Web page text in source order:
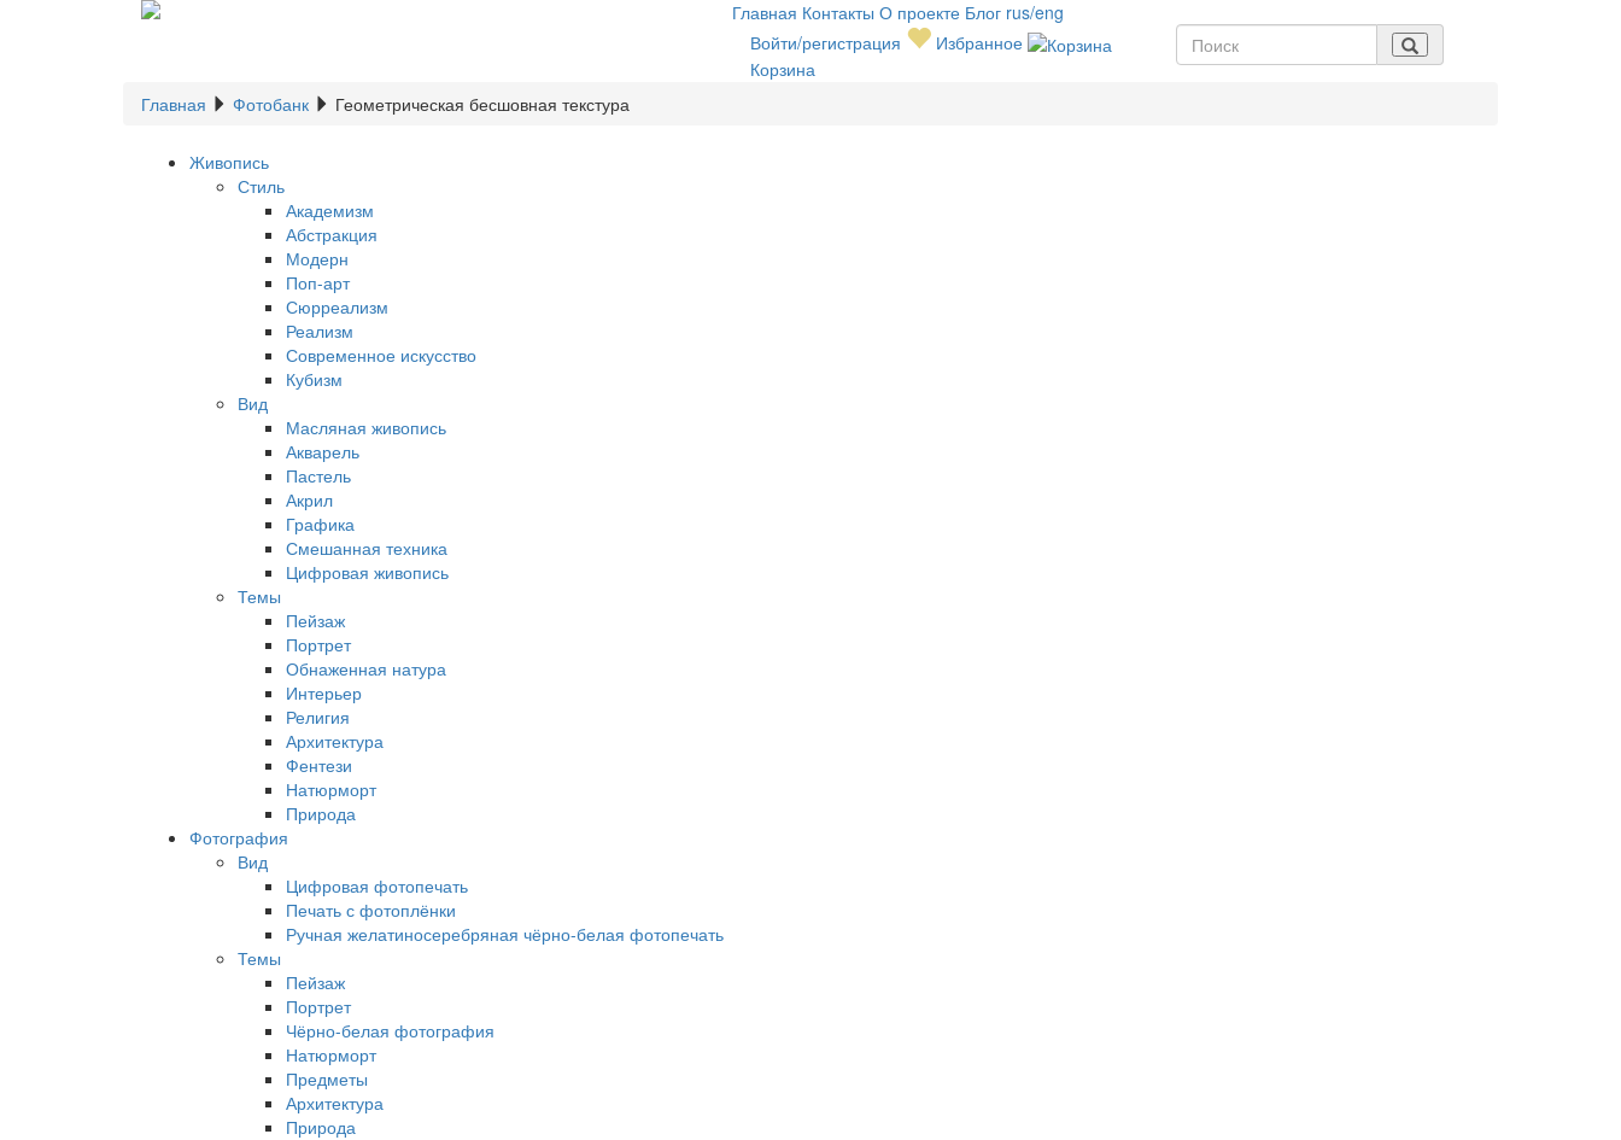
Главная Контакты О проекте Блог rus/eng
Войти/регистрация
Избранное
Корзина
Главная
Фотобанк Геометрическая бесшовная текстура
Живопись
Стиль
Академизм
Абстракция
Модерн
Поп-арт
Сюрреализм
Реализм
Современное искусство
Кубизм
Вид
Масляная живопись
Акварель
Пастель
Акрил
Графика
Смешанная техника
Цифровая живопись
Темы
Пейзаж
Портрет
Обнаженная натура
Интерьер
Религия
Архитектура
Фентези
Натюрморт
Природа
Фотография
Вид
Цифровая фотопечать
Печать с фотоплёнки
Ручная желатиносеребряная чёрно-белая фотопечать
Темы
Пейзаж
Портрет
Чёрно-белая фотография
Натюрморт
Предметы
Архитектура
Природа